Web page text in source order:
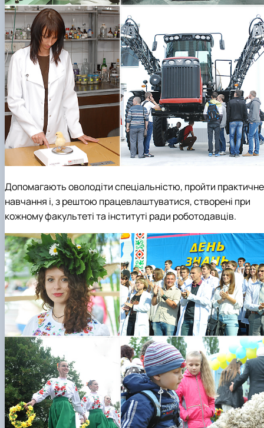
Допомагають оволодіти спеціальністю, пройти практичне
навчання і, з рештою працевлаштуватися, створені при
кожному факультеті та інституті ради роботодавців.